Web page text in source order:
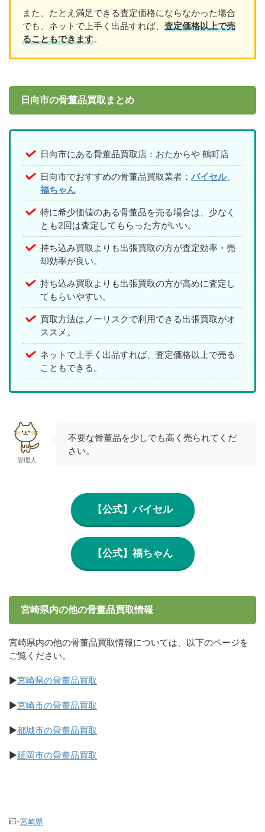
また、たとえ満足できる査定価格にならなかった場合
でも、ネットで上手く出品すれば、 査定価格以上で売
ることもできます。
日向市の骨董品買取まとめ
日向市にある骨董品買取店：おたからや 鶴町店
日向市でおすすめの骨董品買取業者： バイセル、
福ちゃん
特に希少価値のある骨董品を売る場合は、少なく
とも2回は査定してもらった方がいい。
持ち込み買取よりも出張買取の方が査定効率・売
却効率が良い。
持ち込み買取よりも出張買取の方が高めに査定し
てもらいやすい。
買取方法はノーリスクで利用できる出張買取がオ
ススメ。
ネットで上手く出品すれば、査定価格以上で売る
こともできる。
管理人
不要な骨董品を少しでも高く売られてくだ
さい。
【公式】バイセル
【公式】福ちゃん
宮崎県内の他の骨董品買取情報
宮崎県内の他の骨董品買取情報については、以下のページを
ご覧ください。
▶宮崎県の骨董品買取
▶宮崎市の骨董品買取
▶都城市の骨董品買取
▶延岡市の骨董品買取
-宮崎県